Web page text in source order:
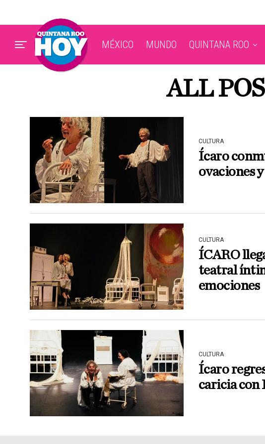
MÉXICO MUNDO QUINTANA ROO
ALL
CULTURA
Ícaro
ovaciones
CULTURA
ÍCARO
teatral
emociones
CULTURA
Ícaro
caricia con